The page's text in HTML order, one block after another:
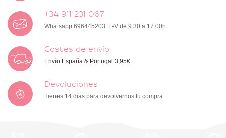
+34 911 231 067
Whatsapp 696445203 L-V de 9:30 a 17:00h
Costes de envío
Envío España & Portugal 3,95€
Devoluciones
Tienes 14 días para devolvernos tu compra